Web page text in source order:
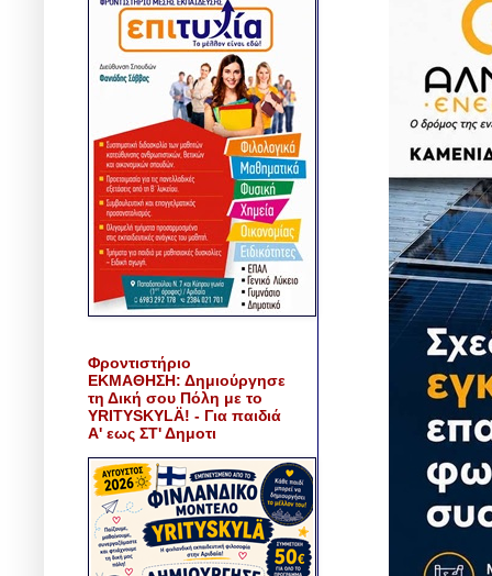
Φροντιστήριο
ΕΚΜΑΘΗΣΗ: Δημιούργησε
τη Δική σου Πόλη με το
YRITYSKYLÄ! - Για παιδιά
Α' εως ΣΤ' Δημοτι